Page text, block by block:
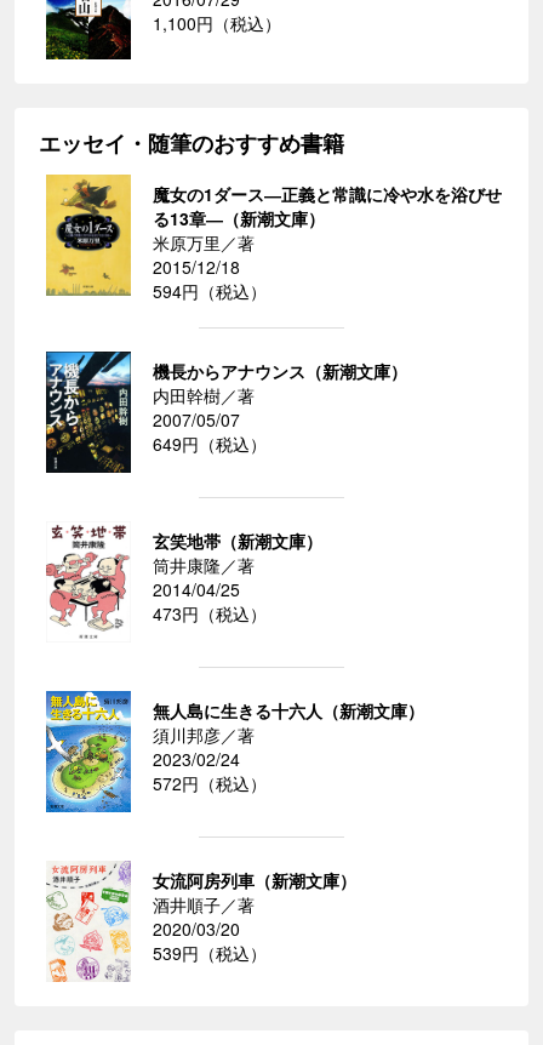
1,100円（税込）
エッセイ・随筆のおすすめ書籍
魔女の1ダース―正義と常識に冷や水を浴びせ
る13章―（新潮文庫）
米原万里／著
2015/12/18
594円（税込）
機長からアナウンス（新潮文庫）
内田幹樹／著
2007/05/07
649円（税込）
玄笑地帯（新潮文庫）
筒井康隆／著
2014/04/25
473円（税込）
無人島に生きる十六人（新潮文庫）
須川邦彦／著
2023/02/24
572円（税込）
女流阿房列車（新潮文庫）
酒井順子／著
2020/03/20
539円（税込）